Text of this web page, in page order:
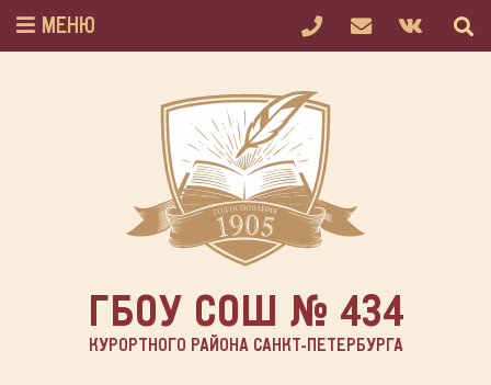
МЕНЮ
ГБОУ СОШ № 434
КУРОРТНОГО РАЙОНА САНКТ-ПЕТЕРБУРГА